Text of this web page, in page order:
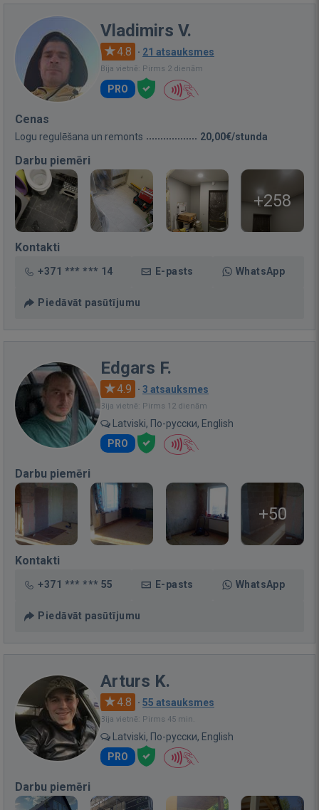
Vladimirs V.
4.8 · 21 atsauksmes
Bija vietnē: Pirms 2 dienām
PRO
Cenas
Logu regulēšana un remonts 20,00€/stunda
Darbu piemēri
+258
Kontakti
+371 *** *** 14 E-pasts WhatsApp
Piedāvāt pasūtījumu
Edgars F.
4.9 · 3 atsauksmes
Bija vietnē: Pirms 12 dienām
Latviski, По-русски, English
PRO
Darbu piemēri
+50
Kontakti
+371 *** *** 55 E-pasts WhatsApp
Piedāvāt pasūtījumu
Arturs K.
4.8 · 55 atsauksmes
Bija vietnē: Pirms 45 min.
Latviski, По-русски, English
PRO
Darbu piemēri